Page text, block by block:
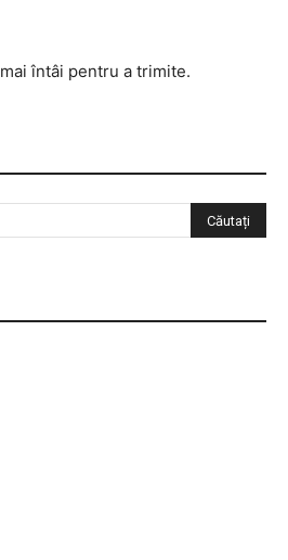
mai întâi pentru a trimite.